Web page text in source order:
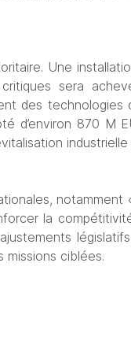
Une
sera
des
d’environ 870 M
industrielle
notamment
la
missions ciblées.